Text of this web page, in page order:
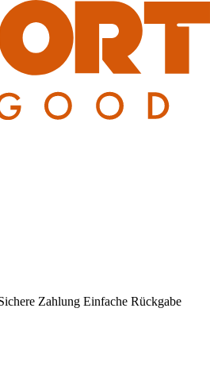
Zahlung Einfache Rückgabe